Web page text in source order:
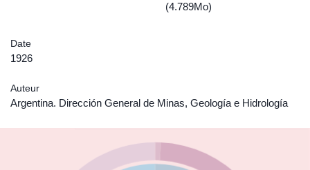
(4.789Mo)
Date
1926
Auteur
Argentina. Dirección General de Minas, Geología e Hidrología